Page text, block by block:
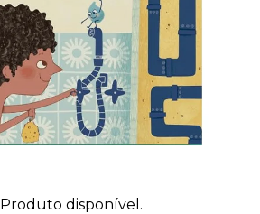
Produto disponível.